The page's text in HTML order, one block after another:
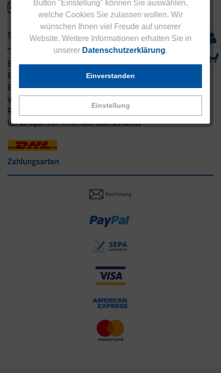
Button "Einstellung" können Sie auswählen,
welche Cookies Sie zulassen wollen. Wir
wünschen Ihnen viel Freude auf unserer
Website. Weitere Informationen erhalten Sie in
unserer Datenschutzerklärung.
Einstellung
Einverstanden
Service & Versand
Eucell Gesundheitsservice
Eucell Ernährungscoach
Eucell Fitness Coach
Versandbedingungen
Rücksendung
Versandpartner innerhalb Deutschlands
Zahlungsarten